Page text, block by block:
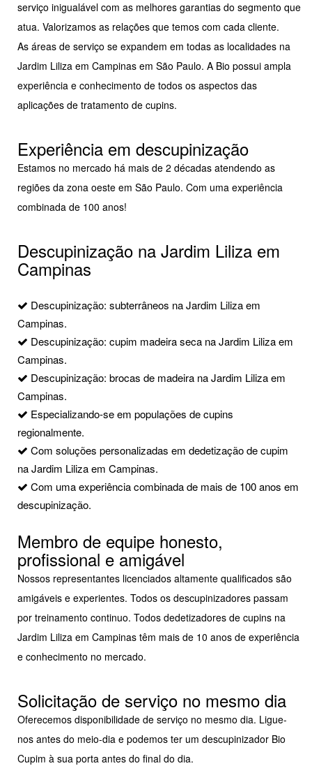
serviço inigualável com as melhores garantias do segmento que
atua. Valorizamos as relações que temos com cada cliente.
As áreas de serviço se expandem em todas as localidades na
Jardim Liliza em Campinas em São Paulo. A Bio possui ampla
experiência e conhecimento de todos os aspectos das
aplicações de tratamento de cupins.
Experiência em descupinização
Estamos no mercado há mais de 2 décadas atendendo as
regiões da zona oeste em São Paulo. Com uma experiência
combinada de 100 anos!
Descupinização na Jardim Liliza em
Campinas
Descupinização: subterrâneos na Jardim Liliza em
Campinas.
Descupinização: cupim madeira seca na Jardim Liliza em
Campinas.
Descupinização: brocas de madeira na Jardim Liliza em
Campinas.
Especializando-se em populações de cupins
regionalmente.
Com soluções personalizadas em dedetização de cupim
na Jardim Liliza em Campinas.
Com uma experiência combinada de mais de 100 anos em
descupinização.
Membro de equipe honesto,
profissional e amigável
Nossos representantes licenciados altamente qualificados são
amigáveis e experientes. Todos os descupinizadores passam
por treinamento continuo. Todos dedetizadores de cupins na
Jardim Liliza em Campinas têm mais de 10 anos de experiência
e conhecimento no mercado.
Solicitação de serviço no mesmo dia
Oferecemos disponibilidade de serviço no mesmo dia. Ligue-
nos antes do meio-dia e podemos ter um descupinizador Bio
Cupim à sua porta antes do final do dia.